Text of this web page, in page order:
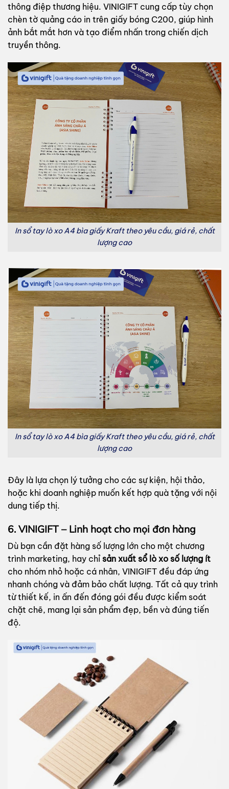
thông điệp thương hiệu. VINIGIFT cung cấp tùy chọn
chèn tờ quảng cáo in trên giấy bóng C200, giúp hình
ảnh bắt mắt hơn và tạo điểm nhấn trong chiến dịch
truyền thông.
In sổ tay lò xo A4 bìa giấy Kraft theo yêu cầu, giá rẻ, chất
lượng cao
In sổ tay lò xo A4 bìa giấy Kraft theo yêu cầu, giá rẻ, chất
lượng cao
Đây là lựa chọn lý tưởng cho các sự kiện, hội thảo,
hoặc khi doanh nghiệp muốn kết hợp quà tặng với nội
dung tiếp thị.
6. VINIGIFT – Linh hoạt cho mọi đơn hàng
Dù bạn cần đặt hàng số lượng lớn cho một chương
trình marketing, hay chỉ sản xuất sổ lò xo số lượng ít
cho nhóm nhỏ hoặc cá nhân, VINIGIFT đều đáp ứng
nhanh chóng và đảm bảo chất lượng. Tất cả quy trình
từ thiết kế, in ấn đến đóng gói đều được kiểm soát
chặt chẽ, mang lại sản phẩm đẹp, bền và đúng tiến
độ.